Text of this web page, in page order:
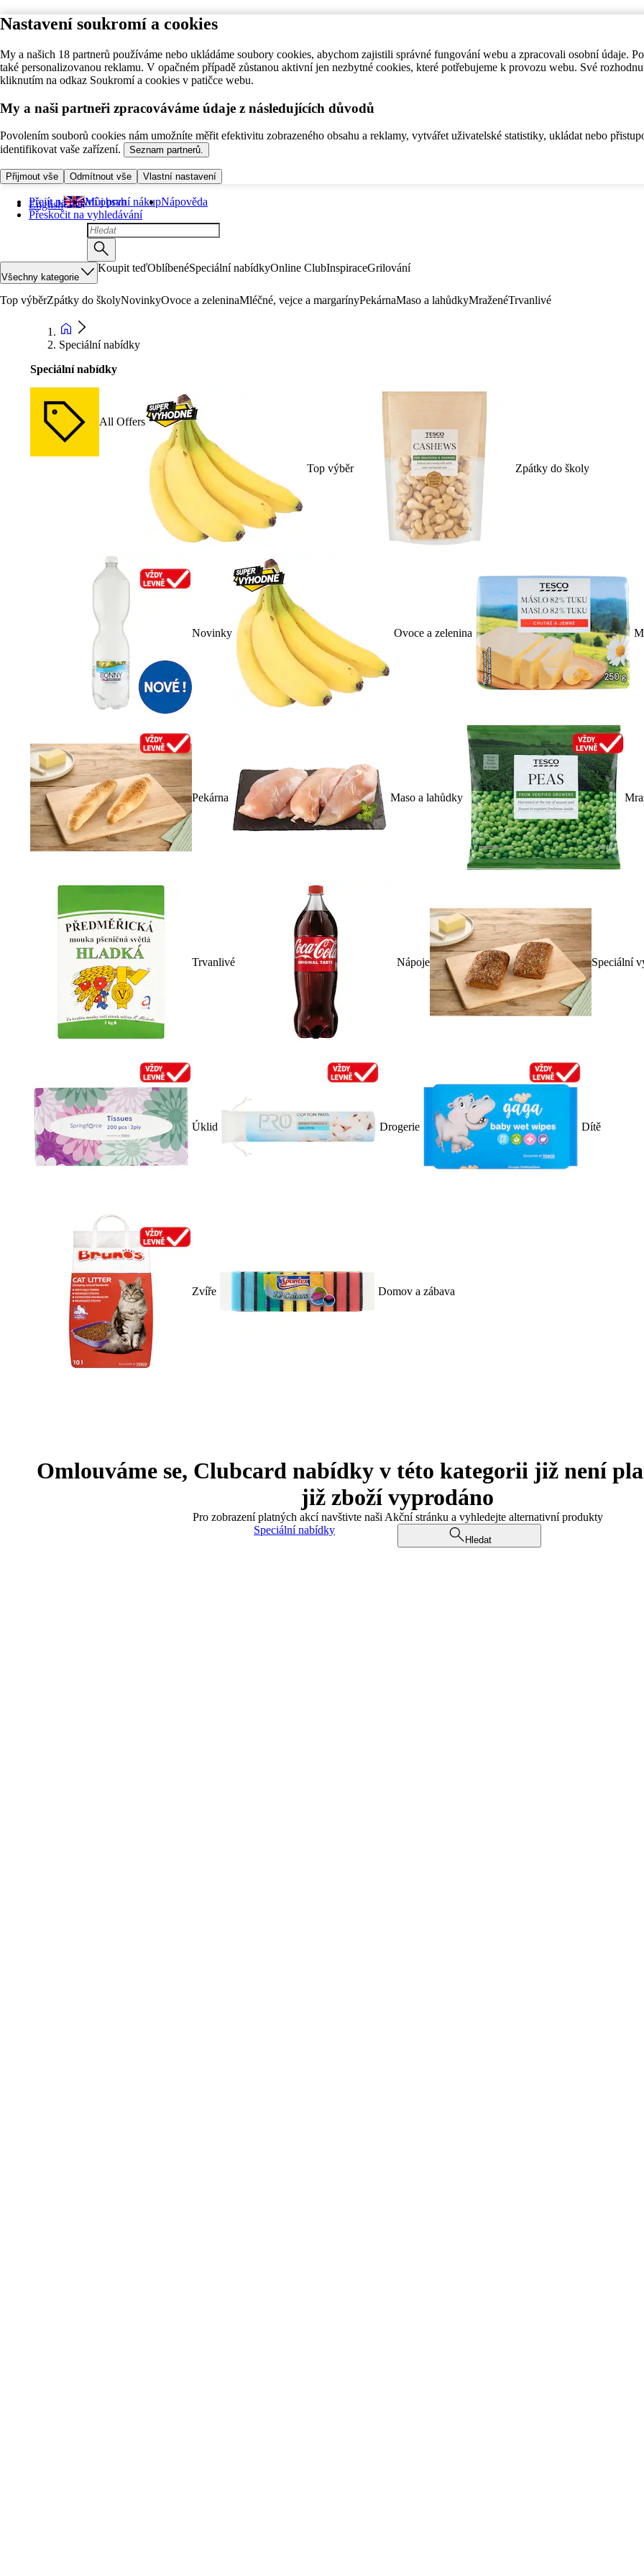
Nastavení soukromí a cookies
My a našich 18 partnerů používáme nebo ukládáme soubory cookies, abychom zajistili správné fungování webu a zpracovali osobní údaje.
také personalizovanou reklamu. V opačném případě zůstanou aktivní jen nezbytné cookies, které potřebujeme k provozu webu. Své
kliknutím na odkaz Soukromí a cookies v patičce webu.
My a naši partneři zpracováváme údaje z následujících důvodů
Povolením souborů cookies nám umožníte měřit efektivitu zobrazeného obsahu a reklamy, vytvářet uživatelské statistiky, ukládat nebo
identifikovat vaše zařízení.
Seznam partnerů.
Přijmout vše Odmítnout vše Vlastní nastavení
Přejít na hlavní obsah
Přeskočit na vyhledávání
English Můj první nákupNápověda
Všechny kategorie
Koupit teďOblíbenéSpeciální nabídkyOnline ClubInspiraceGrilování
Top výběrZpátky do školyNovinkyOvoce a zeleninaMléčné, vejce a margarínyPekárnaMaso a lahůdkyMraženéTrvanlivé
Speciální nabídky
Speciální nabídky
All Offers
Top výběr Zpátky do školy
Novinky Ovoce a zelenina
Pekárna Maso a lahůdky
Trvanlivé Nápoje Speciální
Úklid Drogerie Dítě
Zvíře Domov a zábava
Omlouváme se, Clubcard nabídky v této kategorii již není
již zboží vyprodáno
Pro zobrazení platných akcí navštivte naši Akční stránku a vyhledejte alternativní produkty
Speciální nabídky
Hledat